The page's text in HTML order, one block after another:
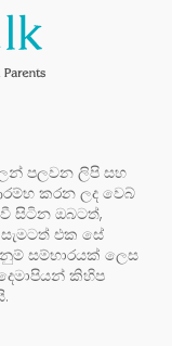
පලවන ලිපි සහ
කරන ලද වෙබ්
වී සිටින ඔබටත්,
එක සේ
සම්භාරයක් ලෙස
කිහිප